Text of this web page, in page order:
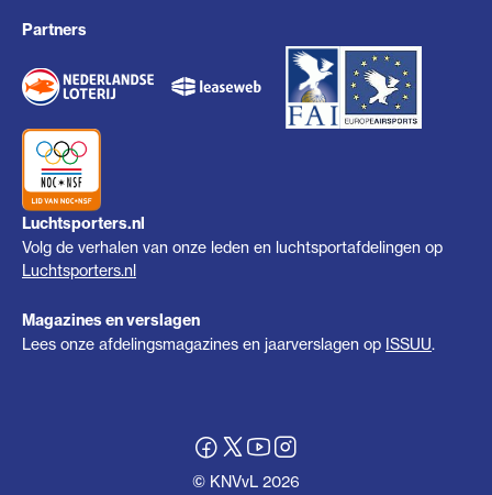
Partners
Luchtsporters.nl
Volg de verhalen van onze leden en luchtsportafdelingen op
Luchtsporters.nl
Magazines en verslagen
Lees onze afdelingsmagazines en jaarverslagen op ISSUU.
© KNVvL 2026